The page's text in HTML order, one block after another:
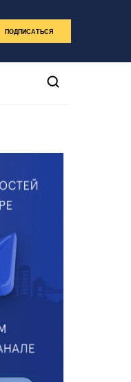
ПОДПИСАТЬСЯ